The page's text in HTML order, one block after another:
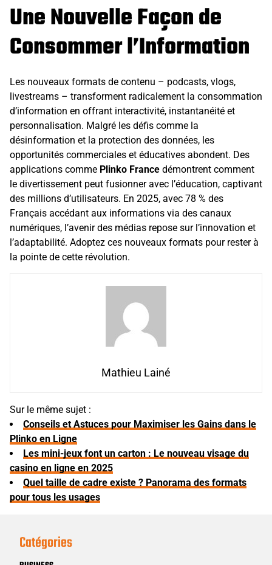
Une Nouvelle Façon de
Consommer l’Information
Les nouveaux formats de contenu – podcasts, vlogs,
livestreams – transforment radicalement la consommation
d’information en offrant interactivité, instantanéité et
personnalisation. Malgré les défis comme la
désinformation et la protection des données, les
opportunités commerciales et éducatives abondent. Des
applications comme Plinko France démontrent comment
le divertissement peut fusionner avec l’éducation, captivant
des millions d’utilisateurs. En 2025, avec 78 % des
Français accédant aux informations via des canaux
numériques, l’avenir des médias repose sur l’innovation et
l’adaptabilité. Adoptez ces nouveaux formats pour rester à
la pointe de cette révolution.
Mathieu Lainé
Sur le même sujet :
Conseils et Astuces pour Maximiser les Gains dans le
Plinko en Ligne
Les mini-jeux font un carton : Le nouveau visage du
casino en ligne en 2025
Quel taille de cadre existe ? Panorama des formats
pour tous les usages
Catégories